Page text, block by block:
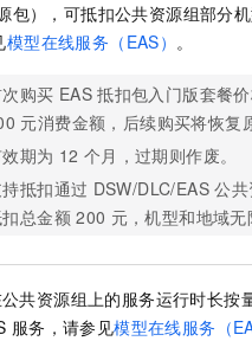
包），可抵扣公共资源组部分
模型在线服务（EAS） 。
购买 EAS 抵扣包入门版套餐
元消费金额，后续购买将恢复
期为 12 个月，过期则作废。
抵扣通过 DSW/DLC/EAS 公
总金额 200 元，机型和地域无
共资源组上的服务运行时长按
服务，请参见模型在线服务（